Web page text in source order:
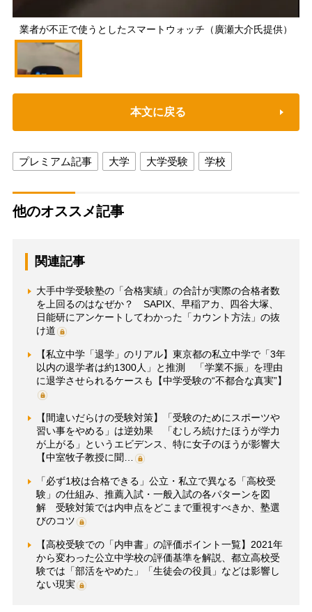
業者が不正で使うとしたスマートウォッチ（廣瀬大介氏提供）
本文に戻る
プレミアム記事 大学 大学受験 学校
他のオススメ記事
関連記事
大手中学受験塾の「合格実績」の合計が実際の合格者数
を上回るのはなぜか？ SAPIX、早稲アカ、四谷大塚、
日能研にアンケートしてわかった「カウント方法」の抜
け道
【私立中学「退学」のリアル】東京都の私立中学で「3年
以内の退学者は約1300人」と推測 「学業不振」を理由
に退学させられるケースも【中学受験の“不都合な真実”】
【間違いだらけの受験対策】「受験のためにスポーツや
習い事をやめる」は逆効果 「むしろ続けたほうが学力
が上がる」というエビデンス、特に女子のほうが影響大
【中室牧子教授に聞…
「必ず1校は合格できる」公立・私立で異なる「高校受
験」の仕組み、推薦入試・一般入試の各パターンを図
解 受験対策では内申点をどこまで重視すべきか、塾選
びのコツ
【高校受験での「内申書」の評価ポイント一覧】2021年
から変わった公立中学校の評価基準を解説、都立高校受
験では「部活をやめた」「生徒会の役員」などは影響し
ない現実